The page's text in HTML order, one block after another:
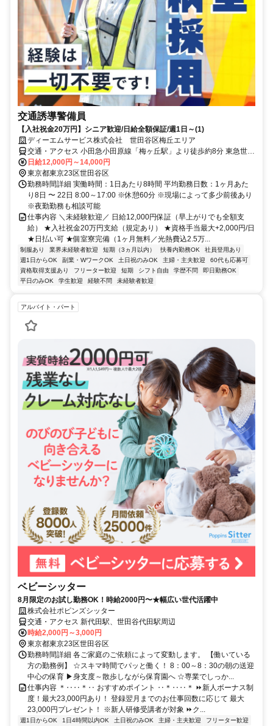
交通誘導警備員
【入社祝金20万円】シニア歓迎/日給全額保証/週1日～(1)
ディーエムサービス株式会社 世田谷区梅丘エリア
交通・アクセス 小田急小田原線「梅ヶ丘駅」より徒歩約8分 東急世田
谷線「若林駅」より徒歩約10分
日給12,000円～14,000円
東京都東京23区世田谷区
勤務時間詳細 実働時間：1日あたり8時間 平均勤務日数：1ヶ月あた
り8日 〜 22日 8:00～17:00 ※休憩60分 ※現場によって多少前後あり
※夜勤勤務も相談可能
仕事内容 ＼未経験歓迎／ 日給12,000円保証（早上がりでも全額支
給） ★入社祝金20万円支給（規定あり） ★資格手当最大+2,000円/日
★日払い可 ★個室寮完備（1ヶ月無料／光熱費込2.5万...
制服あり 業界未経験者歓迎 短期（3ヵ月以内） 扶養内勤務OK
社員登用あり
週1日からOK
副業・WワークOK 土日祝のみOK 主婦・主夫歓迎
60代も応募可
資格取得支援あり
フリーター歓迎 短期 シフト自由 学歴不問
即日勤務OK
平日のみOK
学生歓迎 経験不問 未経験者歓迎
アルバイト・パート
ベビーシッター
8月限定のお試し勤務OK！時給2000円〜★幅広い世代活躍中
株式会社ポピンズシッター
交通・アクセス 新代田駅、世田谷代田駅周辺
時給2,000円～3,000円
東京都東京23区世田谷区
勤務時間詳細 各ご家庭のご依頼によって変動します。 【働いている
方の勤務例】 ☆スキマ時間でパッと働く！ 8：00～8：30の朝の送迎
中心の保育 ▶身支度～散歩しながら保育園へ ☆専業でしっか...
仕事内容 ＊‥‥＊‥ おすすめポイント ‥＊‥‥＊ ⏩新人ボーナス制
度！最大23,000円あり！ 登録翌月までのお仕事回数に応じて 最大
23,000円プレゼント！ ※新人研修受講者が対象 ⏩ク...
週1日からOK 1日4時間以内OK 土日祝のみOK 主婦・主夫歓迎
フリーター歓迎